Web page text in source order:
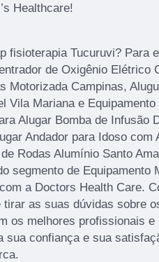
Healthcare!
fisioterapia Tucuruvi? Para
de Oxigênio Elétrico
Motorizada Campinas,
Vila Mariana e Equipamento
Alugar Bomba de Infusão
Andador para Idoso com
Rodas Alumínio Santo
segmento de Equipamento
a Doctors Health Care.
tirar as suas dúvidas sobre
os melhores profissionais e
sua confiança e sua